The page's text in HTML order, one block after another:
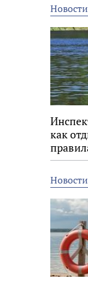
Новости
как
Новости